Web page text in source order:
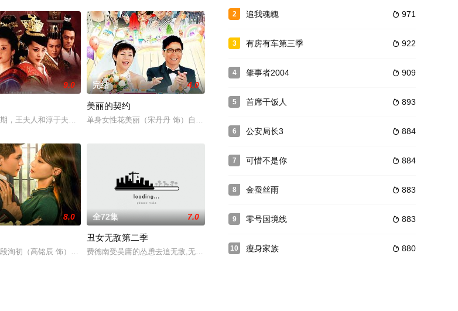
携手并肩，披荆斩棘，却又陷
统治时期，木氏家族内部腥风血雨的争权夺势和权力更迭的的恩怨情
9.0
，王夫人和淳于夫人都是后宫女医，后二人被利用，最终一个自尽一个被问斩。淳于夫人之女淳于瑶（桑
完结 4.0
美丽的契约
单身女性花美丽（宋丹丹 饰）自强不息，不仅尽心抚养儿子高闯（王亮 饰）长大，还经营着一家生意兴隆的
，未过多久，13名中国
的看法，擅自行动，却意外地挽救了己方军队，赢得了对抗最终的胜
8.0
洵初（高铭辰 饰）误会长嫂林雯语（何宣林 饰）为仇人之女，满怀恨意离开多年后，成为军阀少将归
全72集 7.0
丑女无敌第二季
费德南受吴庸的怂恿去追无敌,无敌很快就接受了这期盼以久的感情。俩人的情感觉发展的很快（费德南是为了
2  971
追我魂魄
3  922
有房有车第三季
4  909
肇事者2004
5  893
首席干饭人
6  884
公安局长3
7  884
可惜不是你
8  883
金蚕丝雨
9  883
零号国境线
10  880
瘦身家族